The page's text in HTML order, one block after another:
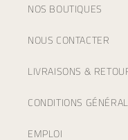
NOS BOUTIQUES
NOUS CONTACTER
LIVRAISONS &
CONDITIONS
EMPLOI